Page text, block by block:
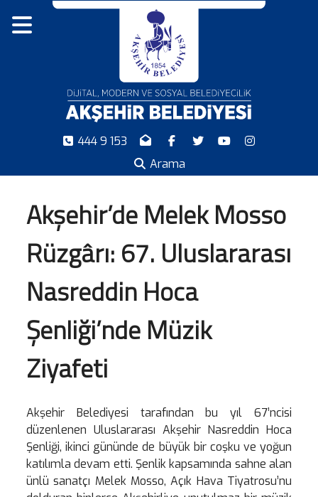
444 9 153
Arama
Akşehir’de Melek Mosso
Rüzgârı: 67. Uluslararası
Nasreddin Hoca
Şenliği’nde Müzik
Ziyafeti
Akşehir Belediyesi tarafından bu yıl 67’ncisi
düzenlenen Uluslararası Akşehir Nasreddin Hoca
Şenliği, ikinci gününde de büyük bir coşku ve yoğun
katılımla devam etti. Şenlik kapsamında sahne alan
ünlü sanatçı Melek Mosso, Açık Hava Tiyatrosu’nu